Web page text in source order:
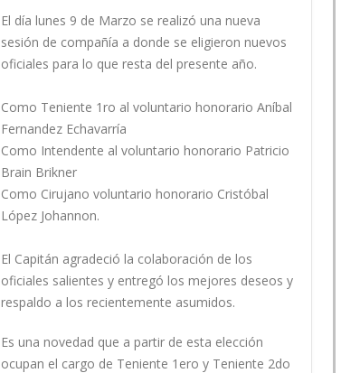
El día lunes 9 de Marzo se realizó una nueva
sesión de compañía a donde se eligieron nuevos
oficiales para lo que resta del presente año.
Como Teniente 1ro al voluntario honorario Aníbal
Fernandez Echavarría
Como Intendente al voluntario honorario Patricio
Brain Brikner
Como Cirujano voluntario honorario Cristóbal
López Johannon.
El Capitán agradeció la colaboración de los
oficiales salientes y entregó los mejores deseos y
respaldo a los recientemente asumidos.
Es una novedad que a partir de esta elección
ocupan el cargo de Teniente 1ero y Teniente 2do